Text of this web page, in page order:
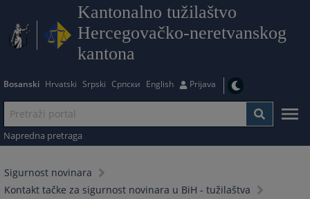
Kantonalno tužilaštvo
Hercegovačko-neretvanskog
kantona
Bosanski Hrvatski Srpski Српски English Prijava
Napredna pretraga
Sigurnost novinara
Kontakt tačke za sigurnost novinara u BiH - tužilaštva